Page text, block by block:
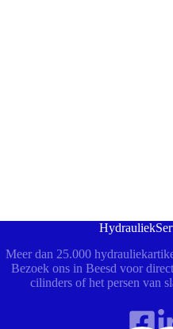
Meer dan 25.000
Bezoek ons in Beesd voor
cilinders of het persen van